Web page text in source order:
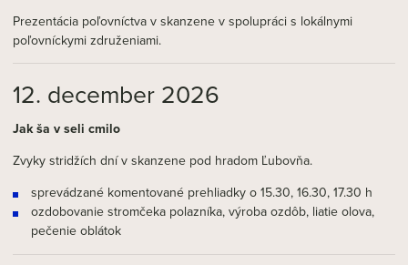
Prezentácia poľovníctva v skanzene v spolupráci s lokálnymi
poľovníckymi združeniami.
12. december 2026
Jak ša v seli cmilo
Zvyky stridžích dní v skanzene pod hradom Ľubovňa.
sprevádzané komentované prehliadky o 15.30, 16.30, 17.30 h
ozdobovanie stromčeka polazníka, výroba ozdôb, liatie olova,
pečenie oblátok